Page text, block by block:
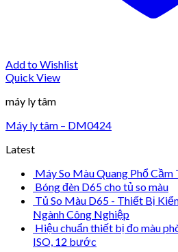
Add to Wishlist
Quick View
máy ly tâm
Máy ly tâm – DM0424
Latest
Máy So Màu Quang Phổ Cầm
Bóng đèn D65 cho tủ so màu
Tủ So Màu D65 - Thiết Bị
Ngành Công Nghiệp
Hiệu chuẩn thiết bị đo màu
ISO, 12 bước